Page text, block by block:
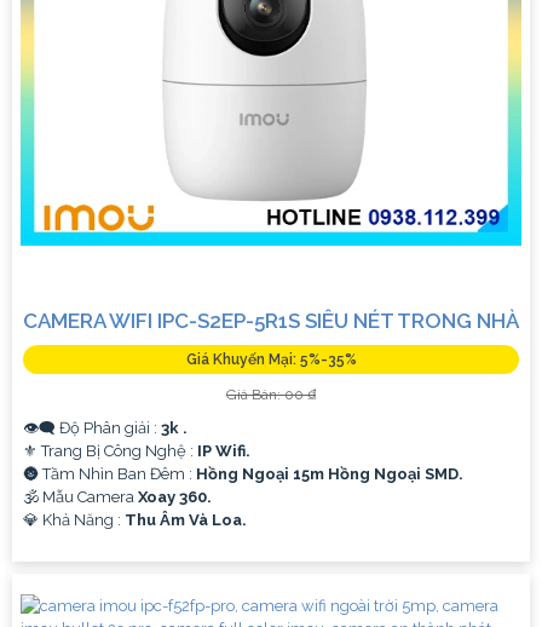
CAMERA WIFI IPC-S2EP-5R1S SIÊU NÉT TRONG NHÀ
Giá Khuyến Mại: 5%-35%
Giá Bán: 00 ₫
👁️‍🗨 Độ Phân giải : 3k .
⚜️ Trang Bị Công Nghệ : IP Wifi.
🌚 Tầm Nhìn Ban Đêm : Hồng Ngoại 15m Hồng Ngoại SMD.
🕉️ Mẫu Camera Xoay 360.
️💎 Khả Năng : Thu Âm Và Loa.